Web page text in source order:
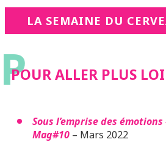
LA SEMAINE DU
P
POUR ALLER PLUS
Sous l’emprise des émotions
Mag#10 – Mars 2022